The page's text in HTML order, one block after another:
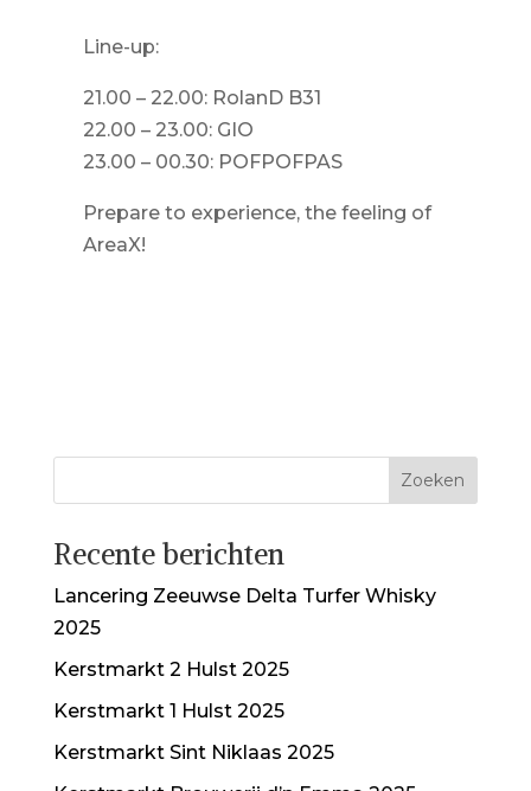
Line-up:
21.00 – 22.00: RolanD B31
22.00 – 23.00: GIO
23.00 – 00.30: POFPOFPAS
Prepare to experience, the feeling of
AreaX!
Recente berichten
Lancering Zeeuwse Delta Turfer Whisky
2025
Kerstmarkt 2 Hulst 2025
Kerstmarkt 1 Hulst 2025
Kerstmarkt Sint Niklaas 2025